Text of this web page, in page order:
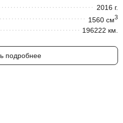
2016 г.
1560 cм3
196222 км.
подробнее